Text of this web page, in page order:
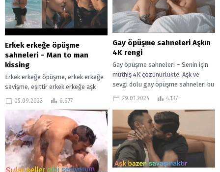
Erkek erkeğe öpüşme
sahneleri – Man to man
kissing
Erkek erkeğe öpüşme, erkek erkeğe
sevişme, eşittir erkek erkeğe aşk
vardır. Kadın kadına erkek erkeğe
veya kadın erkek arası öpüşme...
05.09.2022 6.677
Gay öpüşme sahneleri Aşkın
4K rengi
Gay öpüşme sahneleri – Senin için
müthiş 4K çözünürlükte. Aşk ve
sevgi dolu gay öpüşme sahneleri bu
gönderide. Keyifle izlemen...
29.01.2024 4.137